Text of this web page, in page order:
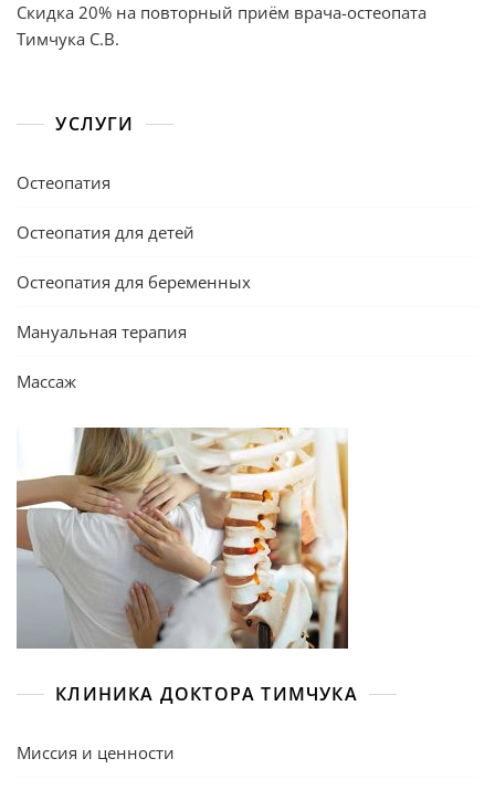
Скидка 20% на повторный приём врача-остеопата
Тимчука С.В.
УСЛУГИ
Остеопатия
Остеопатия для детей
Остеопатия для беременных
Мануальная терапия
Массаж
КЛИНИКА ДОКТОРА ТИМЧУКА
Миссия и ценности